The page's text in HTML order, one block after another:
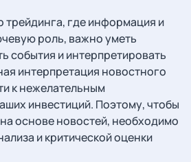
трейдинга, где информация и
роль, важно уметь
события и интерпретировать
интерпретация новостного
к нежелательным
инвестиций. Поэтому, чтобы
основе новостей, необходимо
и критической оценки